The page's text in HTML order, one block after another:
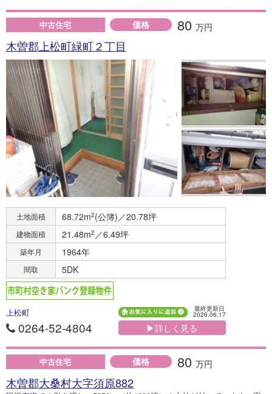
中古住宅 価格 80 万円
木曽郡上松町緑町２丁目
土地面積 68.72m2(公簿)／20.78坪
建物面積 21.48m2 ／6.49坪
築年月 1964年
間取 5DK
上松町
0264-52-4804
最終更新日
2026.06.17
▶詳しく見る
中古住宅 価格 80 万円
木曽郡大桑村大字須原882